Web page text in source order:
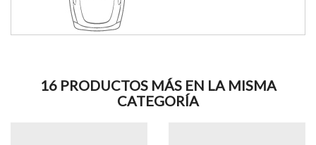
16 PRODUCTOS MÁS EN LA MISMA
CATEGORÍA